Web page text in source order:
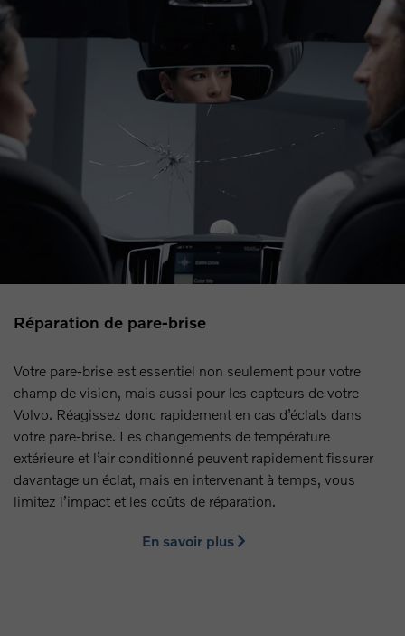
Réparation de pare-brise
Votre pare-brise est essentiel non seulement pour votre
champ de vision, mais aussi pour les capteurs de votre
Volvo. Réagissez donc rapidement en cas d’éclats dans
votre pare-brise. Les changements de température
extérieure et l’air conditionné peuvent rapidement fissurer
davantage un éclat, mais en intervenant à temps, vous
limitez l’impact et les coûts de réparation.
En savoir plus